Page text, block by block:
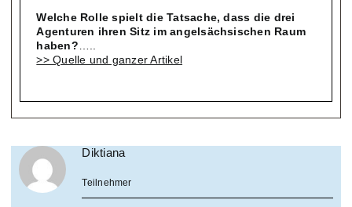
Welche Rolle spielt die Tatsache, dass die drei
Agenturen ihren Sitz im angelsächsischen Raum
haben?…..
>> Quelle und ganzer Artikel
Diktiana
Teilnehmer